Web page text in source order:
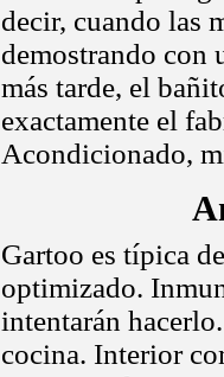
decir, cuando las
demostrando con
más tarde, el
exactamente el
Acondicionado,
Gartoo es típica
optimizado.
intentarán
cocina. Interior